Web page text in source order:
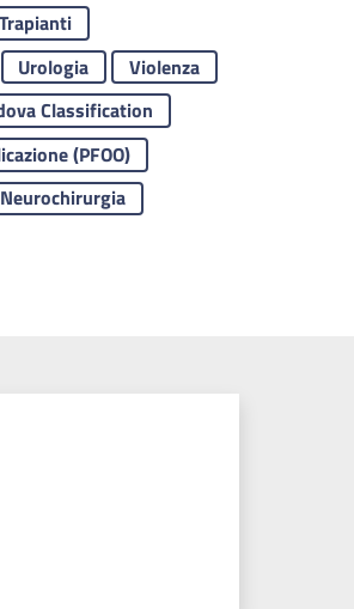
Trapianti
Urologia
Violenza
Classification
(PFOO)
Neurochirurgia